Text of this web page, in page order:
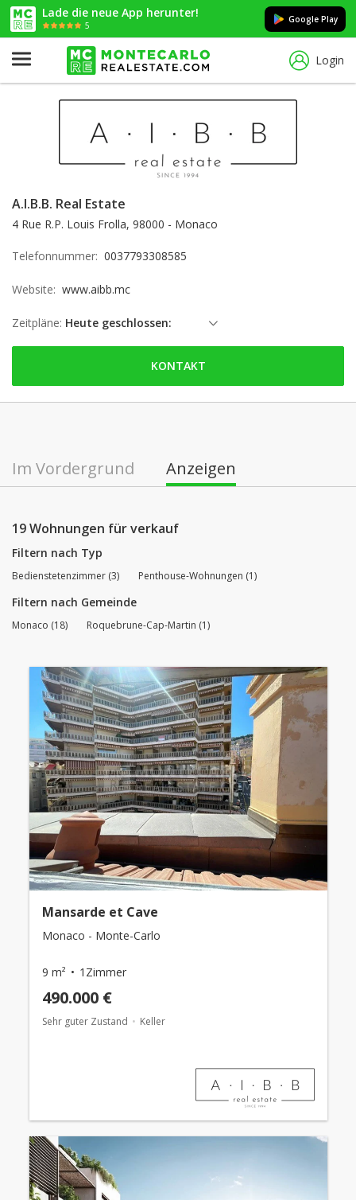
Lade die neue App herunter!
5
Google Play
Login
A.I.B.B. Real Estate
4 Rue R.P. Louis Frolla, 98000 - Monaco
Telefonnummer: 0037793308585
Website: www.aibb.mc
Zeitpläne: Heute geschlossen:
Sonntag: geschlossen
Freitag: offen
Samstag: geschlossen
KONTAKT
Im Vordergrund Anzeigen
19 Wohnungen für verkauf
Filtern nach Typ
Bedienstetenzimmer (3) Penthouse-Wohnungen (1)
Filtern nach Gemeinde
Monaco (18) Roquebrune-Cap-Martin (1)
Mansarde et Cave
Monaco - Monte-Carlo
9 m² 1Zimmer
490.000 €
Sehr guter Zustand Keller